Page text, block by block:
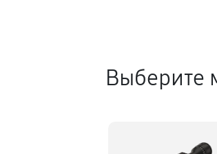
Выберите